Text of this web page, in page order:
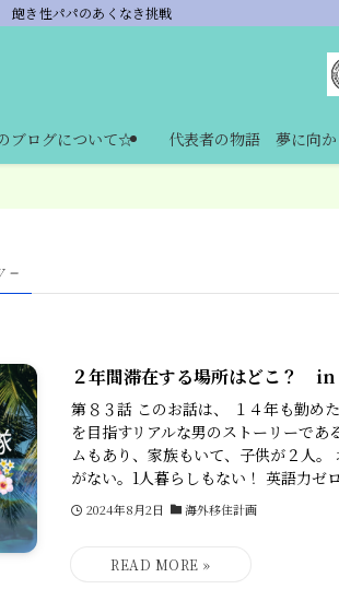
き性パパのあくなき挑戦
ブログについて☆ 代表者の物語 夢に向
–
２年間滞在する場所はどこ？
第８３話 このお話は、 １４年も勤め
を目指すリアルな男のストーリーで
ムもあり、家族もいて、子供が２人
がない。1人暮らしもない！ 英語力ゼ
2024年8月2日 海外移住計画